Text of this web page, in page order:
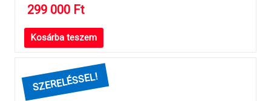
299 000 Ft
Kosárba teszem